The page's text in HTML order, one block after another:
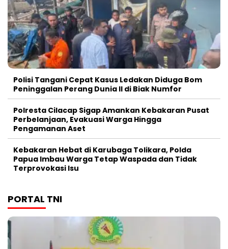
Polisi Tangani Cepat Kasus Ledakan Diduga Bom
Peninggalan Perang Dunia II di Biak Numfor
Polresta Cilacap Sigap Amankan Kebakaran Pusat
Perbelanjaan, Evakuasi Warga Hingga
Pengamanan Aset
Kebakaran Hebat di Karubaga Tolikara, Polda
Papua Imbau Warga Tetap Waspada dan Tidak
Terprovokasi Isu
PORTAL TNI